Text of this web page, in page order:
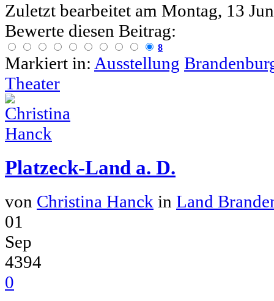
Zuletzt bearbeitet am Montag, 13
Bewerte diesen Beitrag:
8
Markiert in: Ausstellung
Theater
Platzeck-Land a. D.
von Christina Hanck in Land
01
Sep
4394
0